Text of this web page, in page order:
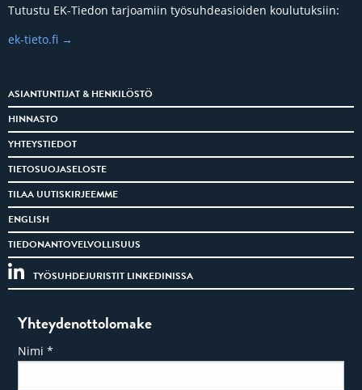
Tutustu EK-Tiedon tarjoamiin työsuhdeasioiden koulutuksiin:
ek-tieto.fi
ASIANTUNTIJAT & HENKILÖSTÖ
HINNASTO
YHTEYSTIEDOT
TIETOSUOJASELOSTE
TILAA UUTISKIRJEEMME
ENGLISH
TIEDONANTOVELVOLLISUUS
TYÖSUHDEJURISTIT LINKEDINISSA
Yhteydenottolomake
Nimi*